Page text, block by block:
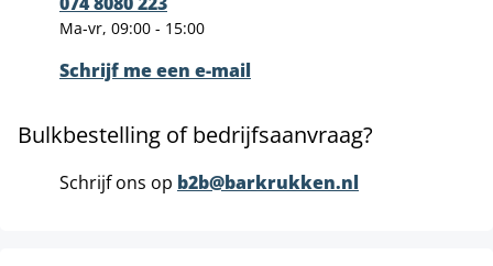
Ma-vr, 09:00 - 15:00
Schrijf me een e-mail
Bulkbestelling of bedrijfsaanvraag?
Schrijf ons op b2b@barkrukken.nl